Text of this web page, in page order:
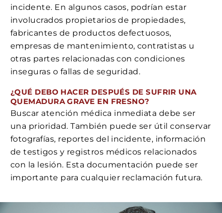
incidente. En algunos casos, podrían estar
involucrados propietarios de propiedades,
fabricantes de productos defectuosos,
empresas de mantenimiento, contratistas u
otras partes relacionadas con condiciones
inseguras o fallas de seguridad.
¿QUÉ DEBO HACER DESPUÉS DE SUFRIR UNA
QUEMADURA GRAVE EN FRESNO?
Buscar atención médica inmediata debe ser
una prioridad. También puede ser útil conservar
fotografías, reportes del incidente, información
de testigos y registros médicos relacionados
con la lesión. Esta documentación puede ser
importante para cualquier reclamación futura.